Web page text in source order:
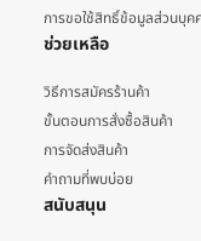
การขอใช้สิทธิ์ข้อมูลส่วนบุค
ช่วยเหลือ
วิธีการสมัครร้านค้า
ขั้นตอนการสั่งซื้อสินค้า
การจัดส่งสินค้า
คำถามที่พบบ่อย
สนับสนุน